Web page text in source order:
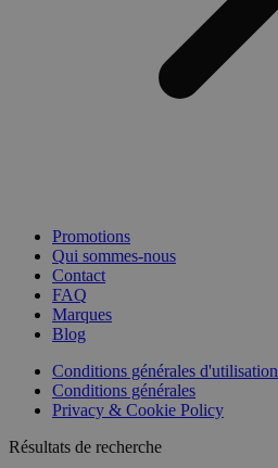
Promotions
Qui sommes-nous
Contact
FAQ
Marques
Blog
Conditions générales d'utilisation
Conditions générales
Privacy & Cookie Policy
Résultats de recherche